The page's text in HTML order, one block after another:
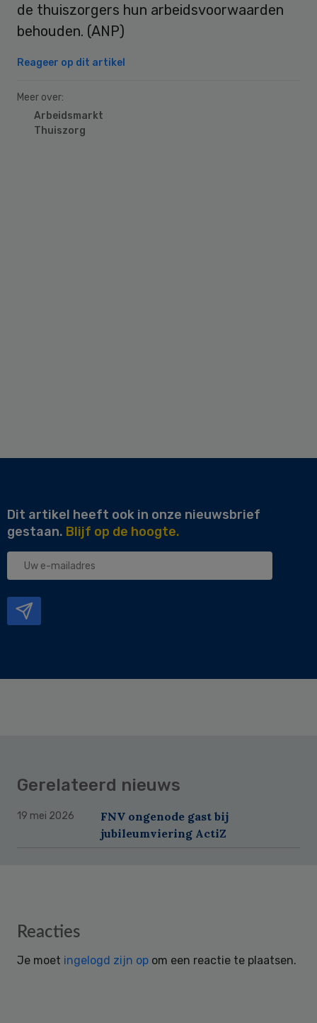
de thuiszorgers hun arbeidsvoorwaarden
behouden. (ANP)
Reageer op dit artikel
Meer over:
Arbeidsmarkt
Thuiszorg
Dit artikel heeft ook in onze nieuwsbrief
gestaan. Blijf op de hoogte.
Uw
Gerelateerd nieuws
19 mei 2026
FNV ongenode gast bij
jubileumviering ActiZ
Reader
Reacties
Je moet ingelogd zijn op om een reactie te plaatsen.